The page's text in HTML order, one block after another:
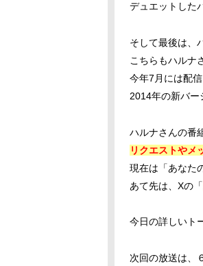
デュエットした
そして最後は、
こちらもハルナ
今年7月には配
2014年の新バー
ハルナさんの番
リクエストやメ
現在は「あなた
あて先は、Xの「
今日の詳しいト
次回の放送は、